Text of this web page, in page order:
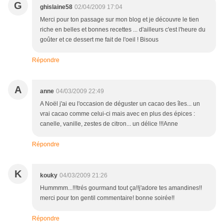
G ghislaine58 02/04/2009 17:04
Merci pour ton passage sur mon blog et je découvre le tien
riche en belles et bonnes recettes ... d'ailleurs c'est l'heure du
goûter et ce dessert me fait de l'oeil ! Bisous
Répondre
A anne 04/03/2009 22:49
A Noël j'ai eu l'occasion de déguster un cacao des îles... un
vrai cacao comme celui-ci mais avec en plus des épices :
canelle, vanille, zestes de citron... un délice !!!Anne
Répondre
K kouky 04/03/2009 21:26
Hummmm...!!!trés gourmand tout ça!!j'adore tes amandines!!
merci pour ton gentil commentaire! bonne soirée!!
Répondre